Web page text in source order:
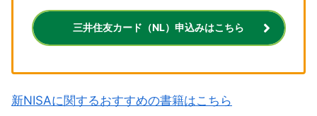
三井住友カード（NL）申込みはこちら
新NISAに関するおすすめの書籍はこちら